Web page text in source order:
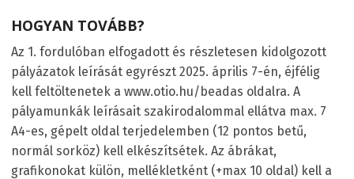
HOGYAN TOVÁBB?
Az 1. fordulóban elfogadott és részletesen kidolgozott
pályázatok leírását egyrészt 2025. április 7-én, éjfélig
kell feltöltenetek a www.otio.hu/beadas oldalra. A
pályamunkák leírásait szakirodalommal ellátva max. 7
A4-es, gépelt oldal terjedelemben (12 pontos betű,
normál sorköz) kell elkészítsétek. Az ábrákat,
grafikonokat külön, mellékletként (+max 10 oldal) kell a